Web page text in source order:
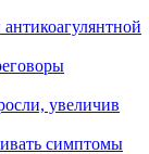
увеличив
симптомы